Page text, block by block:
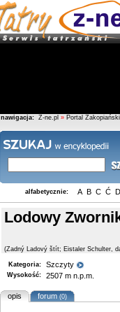
nawigacja: Z-ne.pl » Portal Zakopiański
alfabetycznie: A B C Ć D
Lodowy
(Zadný Ladový štít; Eistaler Schulter,
Kategoria: Szczyty
Wysokość: 2507 m n.p.m.
opis forum(0)